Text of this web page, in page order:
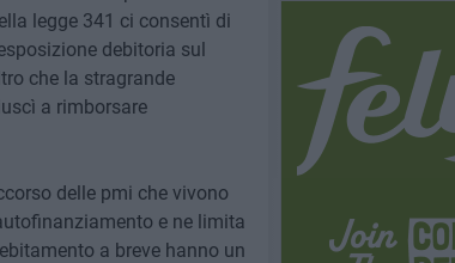
legge 341 ci consentì di
debitoria sul
che la stragrande
a rimborsare
delle pmi che vivono
e ne limita
a breve hanno un